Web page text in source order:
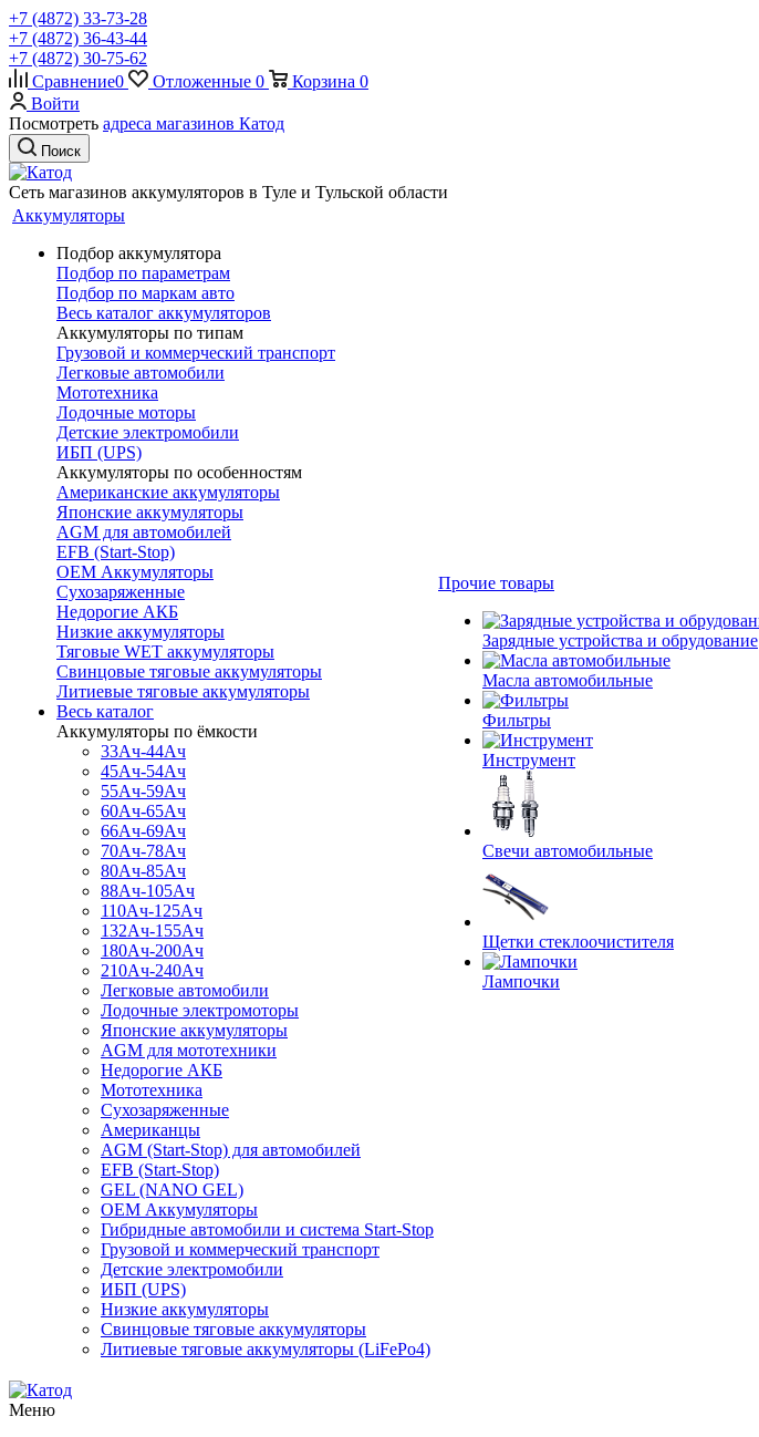
+7 (4872) 33-73-28
+7 (4872) 36-43-44
+7 (4872) 30-75-62
Сравнение0 Отложенные 0 Корзина 0
Войти
Посмотреть адреса магазинов Катод
Поиск
Сеть магазинов аккумуляторов в Туле и Тульской области
Аккумуляторы
Подбор аккумулятора
Подбор по параметрам
Подбор по маркам авто
Весь каталог аккумуляторов
Аккумуляторы по типам
Грузовой и коммерческий транспорт
Легковые автомобили
Мототехника
Лодочные моторы
Детские электромобили
ИБП (UPS)
Аккумуляторы по особенностям
Американские аккумуляторы
Японские аккумуляторы
AGM для автомобилей
EFB (Start-Stop)
OEM Аккумуляторы
Сухозаряженные
Недорогие АКБ
Низкие аккумуляторы
Тяговые WET аккумуляторы
Свинцовые тяговые аккумуляторы
Литиевые тяговые аккумуляторы
Весь каталог
Аккумуляторы по ёмкости
33Ач-44Ач
45Ач-54Ач
55Ач-59Ач
60Ач-65Ач
66Ач-69Ач
70Ач-78Ач
80Ач-85Ач
88Ач-105Ач
110Ач-125Ач
132Ач-155Ач
180Ач-200Ач
210Ач-240Ач
Легковые автомобили
Лодочные электромоторы
Японские аккумуляторы
AGM для мототехники
Недорогие АКБ
Мототехника
Сухозаряженные
Американцы
AGM (Start-Stop) для автомобилей
EFB (Start-Stop)
GEL (NANO GEL)
OEM Аккумуляторы
Гибридные автомобили и система Start-Stop
Грузовой и коммерческий транспорт
Детские электромобили
ИБП (UPS)
Низкие аккумуляторы
Свинцовые тяговые аккумуляторы
Литиевые тяговые аккумуляторы (LiFePo4)
Прочие товары
Зарядные устройства и обрудование
Масла автомобильные
Фильтры
Инструмент
Свечи автомобильные
Щетки стеклоочистителя
Лампочки
Меню